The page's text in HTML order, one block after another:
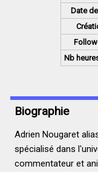
Date
Nb
Biographie
Adrien Nougaret
spécialisé dans
commentateur et